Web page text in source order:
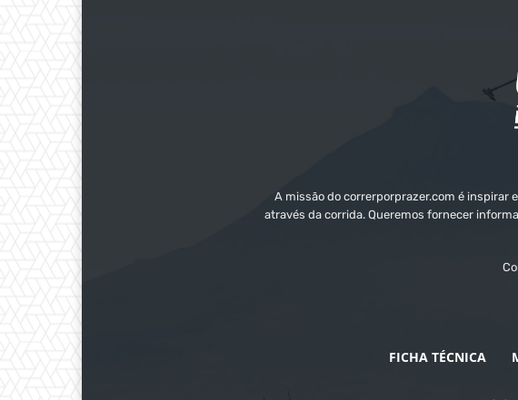
A missão do correrporprazer.com é inspirar
através da corrida. Queremos fornecer
FICHA TÉCNICA